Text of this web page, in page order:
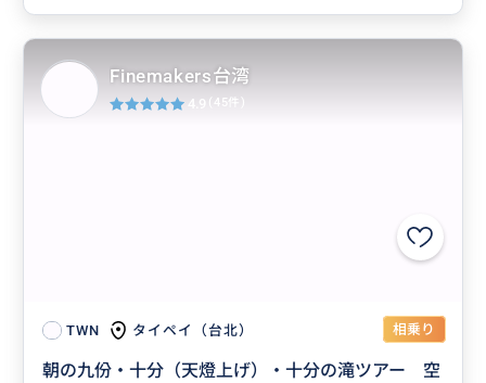
TWN タイペイ（台北） 相乗り
朝の九份・十分（天燈上げ）・十分の滝ツアー 空
Finemakers台湾
4.9 (45件)